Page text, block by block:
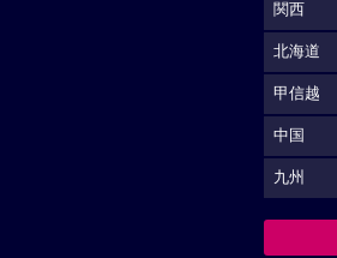
関西
北海道
甲信越
中国
九州